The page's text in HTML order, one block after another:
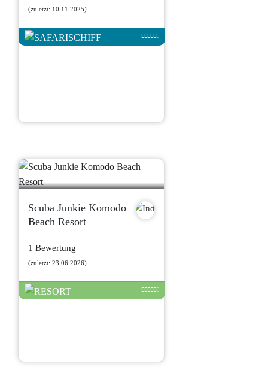
(zuletzt: 10.11.2025)
Scuba Junkie Komodo
Beach Resort
1 Bewertung
(zuletzt: 23.06.2026)